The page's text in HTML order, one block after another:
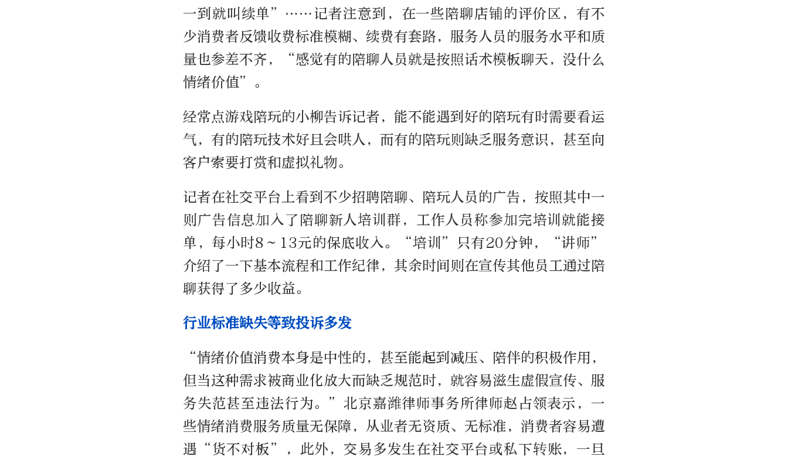
一到就叫续单”……记者注意到，在一些陪聊店铺的评价区，有不
少消费者反馈收费标准模糊、续费有套路，服务人员的服务水平和质
量也参差不齐，“感觉有的陪聊人员就是按照话术模板聊天，没什么
情绪价值”。
经常点游戏陪玩的小柳告诉记者，能不能遇到好的陪玩有时需要看运
气，有的陪玩技术好且会哄人，而有的陪玩则缺乏服务意识，甚至向
客户索要打赏和虚拟礼物。
记者在社交平台上看到不少招聘陪聊、陪玩人员的广告，按照其中一
则广告信息加入了陪聊新人培训群，工作人员称参加完培训就能接
单，每小时8～13元的保底收入。“培训”只有20分钟，“讲师”
介绍了一下基本流程和工作纪律，其余时间则在宣传其他员工通过陪
聊获得了多少收益。
行业标准缺失等致投诉多发
“情绪价值消费本身是中性的，甚至能起到减压、陪伴的积极作用，
但当这种需求被商业化放大而缺乏规范时，就容易滋生虚假宣传、服
务失范甚至违法行为。”北京嘉潍律师事务所律师赵占领表示，一
些情绪消费服务质量无保障，从业者无资质、无标准，消费者容易遭
遇“货不对板”，此外，交易多发生在社交平台或私下转账，一旦